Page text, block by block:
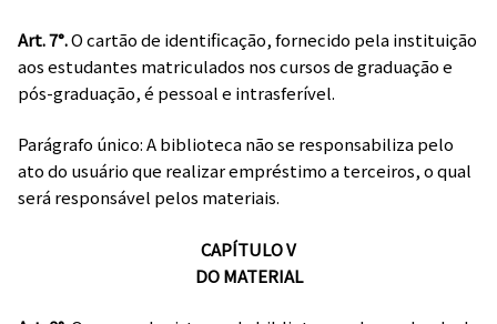
Art. 7°.O cartão de identificação, fornecido pela instituição
aos estudantes matriculados nos cursos de graduação e
pós-graduação, é pessoal e intrasferível.
Parágrafo único: A biblioteca não se responsabiliza pelo
ato do usuário que realizar empréstimo a terceiros, o qual
será responsável pelos materiais.
CAPÍTULO V
DO MATERIAL